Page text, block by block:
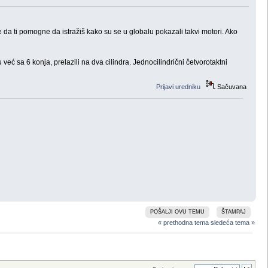
ti pomogne da istražiš kako su se u globalu pokazali takvi motori. Ako
sa 6 konja, prelazili na dva cilindra. Jednocilindrični četvorotaktni
Prijavi uredniku Sačuvana
POŠALJI OVU TEMU ŠTAMPAJ
« prethodna tema sledeća tema »